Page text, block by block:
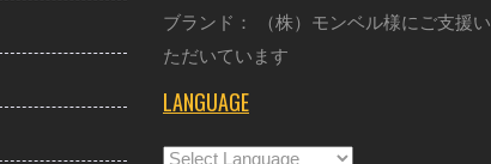
ブランド： （株）モンベル様にご支援い
ただいています
LANGUAGE